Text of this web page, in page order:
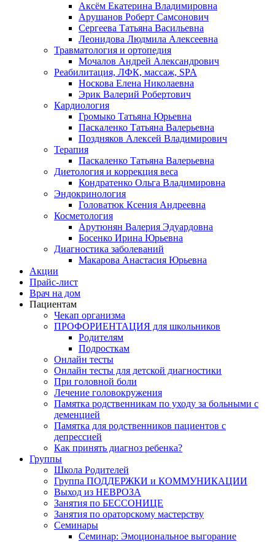
Аксём Екатерина Владимировна
Арушанов Роберт Самсонович
Сергеева Татьяна Васильевна
Леонидова Людмила Алексеевна
Травматология и ортопедия
Мочалов Андрей Александрович
Реабилитация, ЛФК, массаж, SPA
Носкова Елена Николаевна
Эрик Валерий Робертович
Кардиология
Громыко Татьяна Юрьевна
Паскаленко Татьяна Валерьевна
Поздняков Алексей Владимирович
Терапия
Паскаленко Татьяна Валерьевна
Диетология и коррекция веса
Кондратенко Ольга Владимировна
Эндокринология
Головатюк Ксения Андреевна
Косметология
Арутюнян Валерия Эдуардовна
Босенко Ирина Юрьевна
Диагностика заболеваний
Макарова Анастасия Юрьевна
Акции
Прайс-лист
Врач на дом
Пациентам
Чекап организма
ПРОФОРИЕНТАЦИЯ для школьников
Родителям
Подросткам
Онлайн тесты
Онлайн тесты для детской диагностики
При головной боли
Лечение головокружения
Памятка родственникам по уходу за больными с
деменцией
Памятка для родственников пациентов с
депрессией
Как принять диагноз ребенка?
Группы
Школа Родителей
Группа ПОДДЕРЖКИ и КОММУНИКАЦИИ
Выход из НЕВРОЗА
Занятия по БЕССОНИЦЕ
Занятия по ораторскому мастерству
Семинары
Семинар: Эмоциональное выгорание